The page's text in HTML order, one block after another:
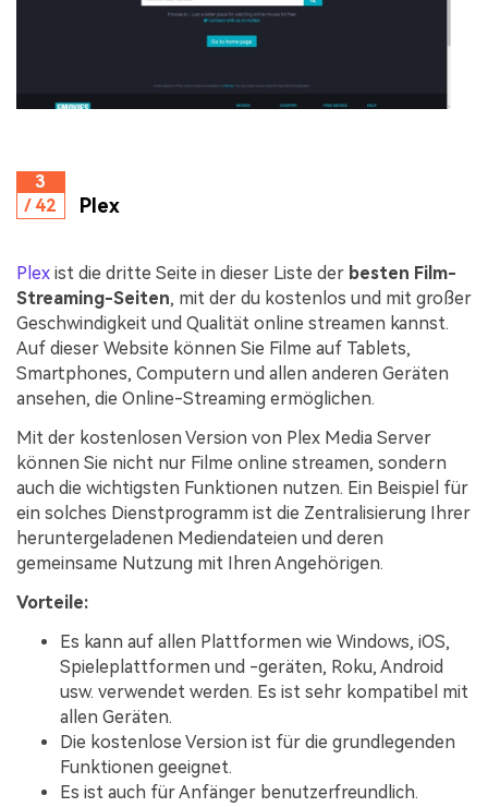
3
/ 42
Plex
Plex ist die dritte Seite in dieser Liste der besten Film-
Streaming-Seiten, mit der du kostenlos und mit großer
Geschwindigkeit und Qualität online streamen kannst.
Auf dieser Website können Sie Filme auf Tablets,
Smartphones, Computern und allen anderen Geräten
ansehen, die Online-Streaming ermöglichen.
Mit der kostenlosen Version von Plex Media Server
können Sie nicht nur Filme online streamen, sondern
auch die wichtigsten Funktionen nutzen. Ein Beispiel für
ein solches Dienstprogramm ist die Zentralisierung Ihrer
heruntergeladenen Mediendateien und deren
gemeinsame Nutzung mit Ihren Angehörigen.
Vorteile:
Es kann auf allen Plattformen wie Windows, iOS,
Spieleplattformen und -geräten, Roku, Android
usw. verwendet werden. Es ist sehr kompatibel mit
allen Geräten.
Die kostenlose Version ist für die grundlegenden
Funktionen geeignet.
Es ist auch für Anfänger benutzerfreundlich.